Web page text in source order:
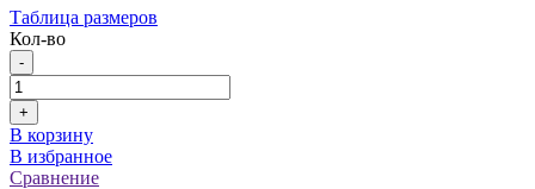
Таблица размеров
Кол-во
-
+
В корзину
В избранное
Сравнение